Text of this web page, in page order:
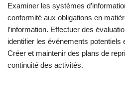
Examiner les systèmes
conformité aux obligations en
l’information. Effectuer des
identifier les événements potentiels
Créer et maintenir des plans de
continuité des activités.